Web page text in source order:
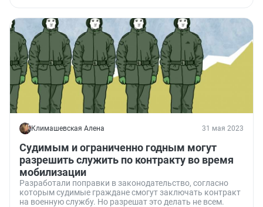
Климашевская Алена 31 мая 2023
Судимым и ограниченно годным могут
разрешить служить по контракту во время
мобилизации
Разработали поправки в законодательство, согласно
которым судимые граждане смогут заключать контракт
на военную службу. Но разрешат это делать не всем.